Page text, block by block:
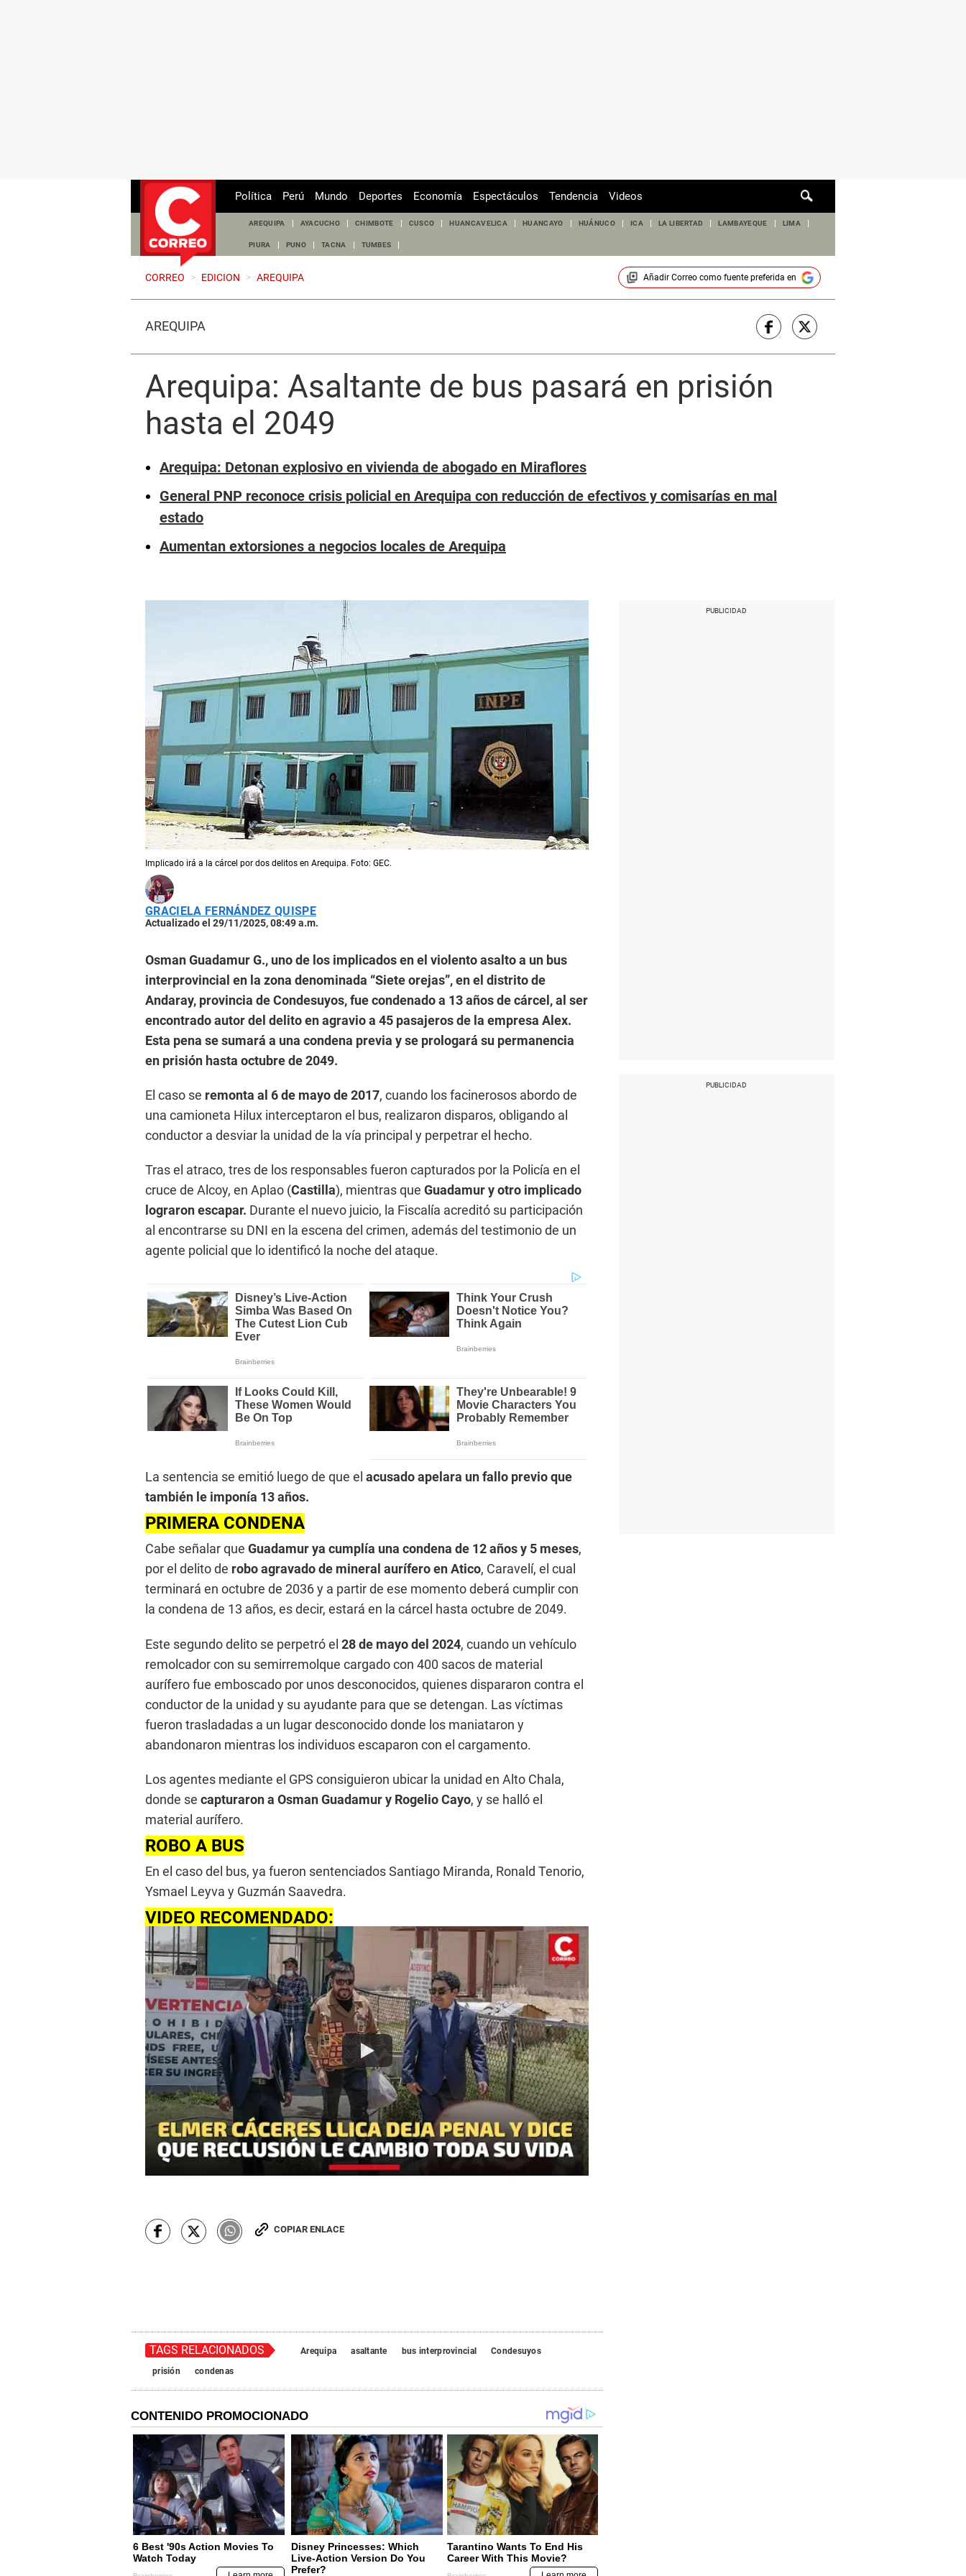
de
Política Perú Mundo Deportes Economía Espectáculos Tendencia Videos
AREQUIPA AYACUCHO CHIMBOTE CUSCO HUANCAVELICA HUANCAYO HUÁNUCO ICA LA LIBERTAD LAMBAYEQUE LIMA
PIURA PUNO TACNA TUMBES
CORREO > EDICION > AREQUIPA Añadir Correocomo fuente preferida en
AREQUIPA
Arequipa: Asaltante de bus pasará en prisión
hasta el 2049
Arequipa: Detonan explosivo en vivienda de abogado en Miraflores
General PNP reconoce crisis policial en Arequipa con reducción de efectivos y comisarías en mal
estado
Aumentan extorsiones a negocios locales de Arequipa
Implicado irá a la cárcel por dos delitos en Arequipa. Foto: GEC.
GRACIELA FERNÁNDEZ QUISPE
Actualizado el 29/11/2025, 08:49 a.m.
Osman Guadamur G., uno de los implicados en el violento asalto a un bus
interprovincial en la zona denominada “Siete orejas”, en el distrito de
Andaray, provincia de Condesuyos, fue condenado a 13 años de cárcel, al ser
encontrado autor del delito en agravio a 45 pasajeros de la empresa Alex.
Esta pena se sumará a una condena previa y se prologará su permanencia
en prisión hasta octubre de 2049.
El caso se remonta al 6 de mayo de 2017, cuando los facinerosos abordo de
una camioneta Hilux interceptaron el bus, realizaron disparos, obligando al
conductor a desviar la unidad de la vía principal y perpetrar el hecho.
Tras el atraco, tres de los responsables fueron capturados por la Policía en el
cruce de Alcoy, en Aplao (Castilla), mientras que Guadamur y otro implicado
lograron escapar. Durante el nuevo juicio, la Fiscalía acreditó su participación
al encontrarse su DNI en la escena del crimen, además del testimonio de un
agente policial que lo identificó la noche del ataque.
La sentencia se emitió luego de que el acusado apelara un fallo previo que
también le imponía 13 años.
PRIMERA CONDENA
Cabe señalar que Guadamur ya cumplía una condena de 12 años y 5 meses,
por el delito de robo agravado de mineral aurífero en Atico, Caravelí, el cual
terminará en octubre de 2036 y a partir de ese momento deberá cumplir con
la condena de 13 años, es decir, estará en la cárcel hasta octubre de 2049.
Este segundo delito se perpetró el 28 de mayo del 2024, cuando un vehículo
remolcador con su semirremolque cargado con 400 sacos de material
aurífero fue emboscado por unos desconocidos, quienes dispararon contra el
conductor de la unidad y su ayudante para que se detengan. Las víctimas
fueron trasladadas a un lugar desconocido donde los maniataron y
abandonaron mientras los individuos escaparon con el cargamento.
Los agentes mediante el GPS consiguieron ubicar la unidad en Alto Chala,
donde se capturaron a Osman Guadamur y Rogelio Cayo, y se halló el
material aurífero.
ROBO A BUS
En el caso del bus, ya fueron sentenciados Santiago Miranda, Ronald Tenorio,
Ysmael Leyva y Guzmán Saavedra.
VIDEO RECOMENDADO:
COPIAR ENLACE
TAGS RELACIONADOS Arequipa asaltante bus interprovincial
Condesuyos
prisión
condenas